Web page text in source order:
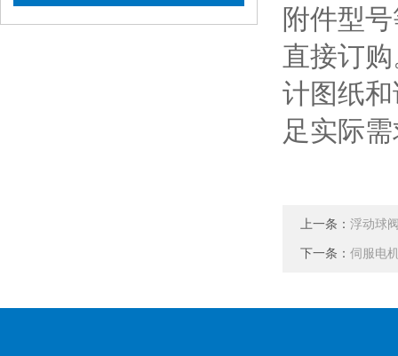
附件型
直接订
计图纸
足实际
上一条： 浮动球
下一条： 伺服电